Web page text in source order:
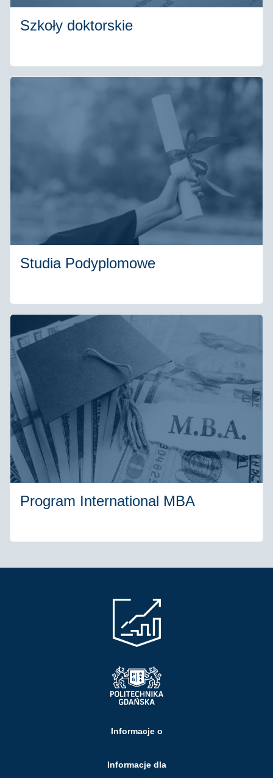
Szkoły doktorskie
Studia Podyplomowe
Program International MBA
Informacje o
Informacje dla